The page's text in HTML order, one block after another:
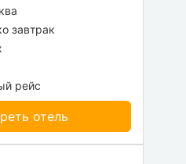
завтрак
рейс
отель